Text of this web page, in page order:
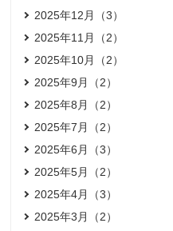
2025年12月（3）
2025年11月（2）
2025年10月（2）
2025年9月（2）
2025年8月（2）
2025年7月（2）
2025年6月（3）
2025年5月（2）
2025年4月（3）
2025年3月（2）